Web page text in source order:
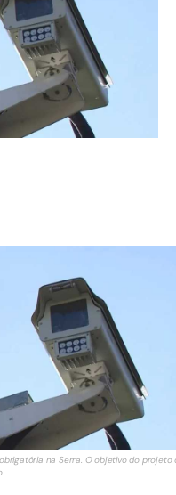
na Serra. O objetivo do projeto